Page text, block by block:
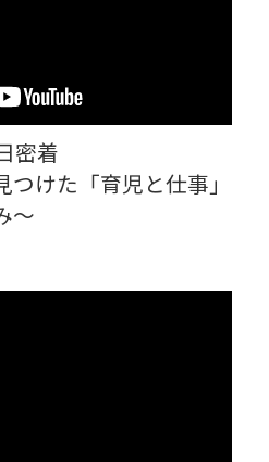
密着
けた「育児と仕事」
～